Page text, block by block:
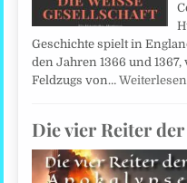
Geschichte spielt in
den Jahren 1366 und
Feldzugs von…
Die vier Reiter